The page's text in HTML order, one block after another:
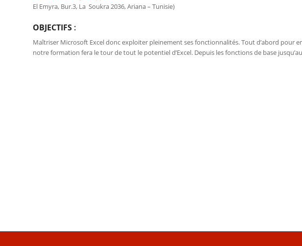
El Emyra, Bur.3, La Soukra 2036, Ariana – Tunisie)
OBJECTIFS :
Maîtriser Microsoft Excel donc exploiter pleinement ses fonctionnalités. Tout d’abord pour
notre formation fera le tour de tout le potentiel d’Excel. Depuis les fonctions de base